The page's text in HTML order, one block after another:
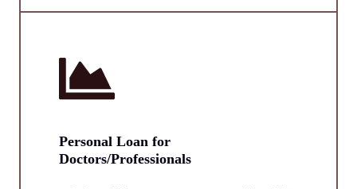
Personal Loan for
Doctors/Professionals